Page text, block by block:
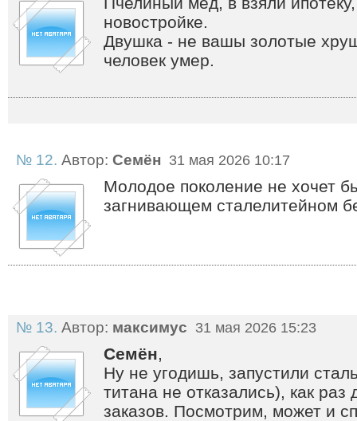
новостройке.
Двушка - не вашы золотые
человек умер.
№ 12. Автор: Семён 31 мая 2026 10:17
Молодое поколение не хочет
загнивающем сталелитейном
№ 13. Автор: максимус 31 мая 2026 15:23
Семён,
Ну не угодишь, запустили
титана не отказались), как раз
заказов. Посмотрим, может и